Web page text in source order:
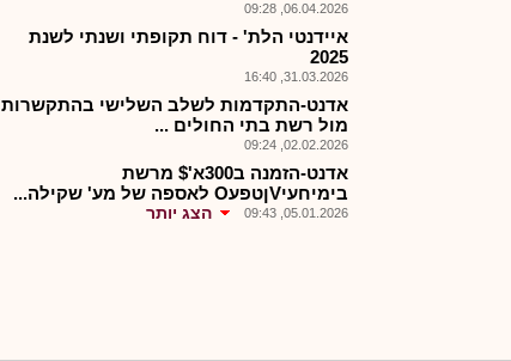
06.04.2026, 09:28
איידנטי הלת' - דוח תקופתי ושנתי לשנת
2025
31.03.2026, 16:40
אדנט-התקדמות לשלב השלישי בהתקשרות
מול רשת בתי החולים ...
02.02.2026, 09:24
אדנט-הזמנה ב300א'$ מרשת
בימיחעיVןטפעO לאספה של מע' שקילה...
05.01.2026, 09:43 הצג יותר